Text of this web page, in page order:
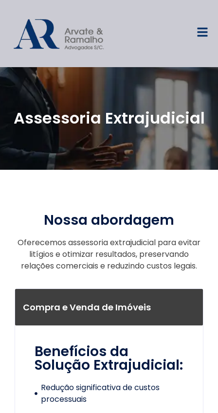
Assessoria Extrajudicial
Nossa abordagem
Oferecemos assessoria extrajudicial para evitar
litígios e otimizar resultados, preservando
relações comerciais e reduzindo custos legais.
Compra e Venda de Imóveis
Benefícios da
Solução Extrajudicial:
Redução significativa de custos
processuais